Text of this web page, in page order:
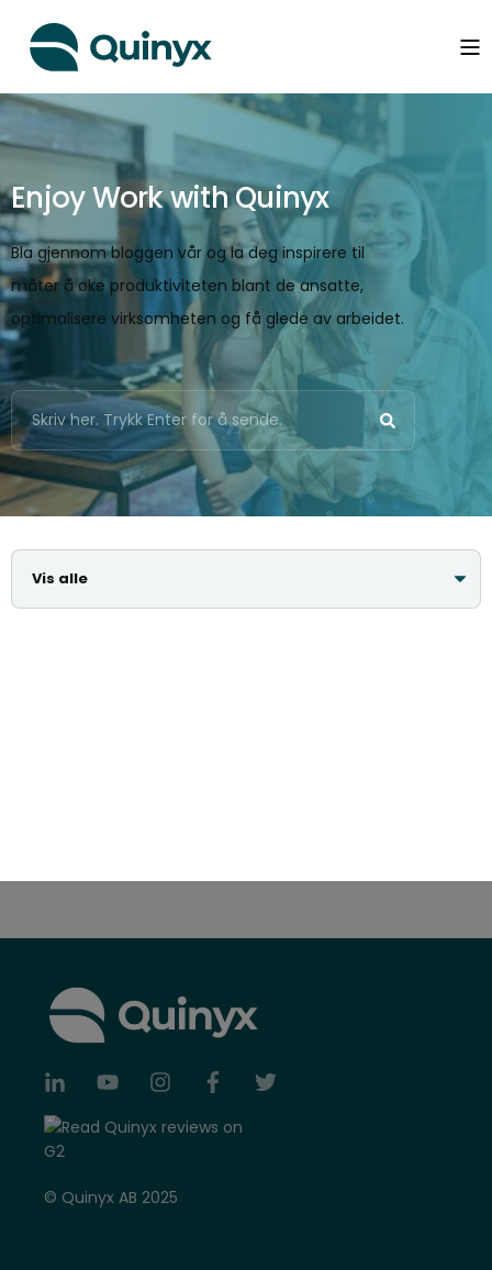
Enjoy Work with Quinyx
Bla gjennom bloggen vår og la deg inspirere til
måter å øke produktiviteten blant de ansatte,
optimalisere virksomheten og få glede av arbeidet.
© Quinyx AB 2025